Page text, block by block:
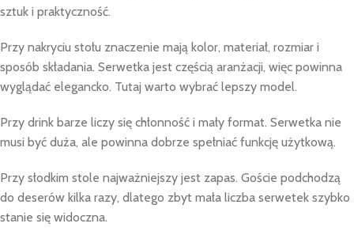
sztuk i praktyczność.
Przy nakryciu stołu znaczenie mają kolor, materiał, rozmiar i
sposób składania. Serwetka jest częścią aranżacji, więc powinna
wyglądać elegancko. Tutaj warto wybrać lepszy model.
Przy drink barze liczy się chłonność i mały format. Serwetka nie
musi być duża, ale powinna dobrze spełniać funkcję użytkową.
Przy słodkim stole najważniejszy jest zapas. Goście podchodzą
do deserów kilka razy, dlatego zbyt mała liczba serwetek szybko
stanie się widoczna.